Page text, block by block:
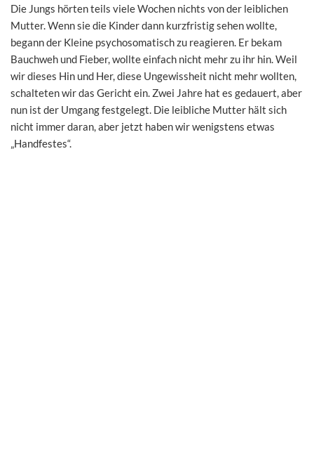
Die Jungs hörten teils viele Wochen nichts von der leiblichen
Mutter. Wenn sie die Kinder dann kurzfristig sehen wollte,
begann der Kleine psychosomatisch zu reagieren. Er bekam
Bauchweh und Fieber, wollte einfach nicht mehr zu ihr hin. Weil
wir dieses Hin und Her, diese Ungewissheit nicht mehr wollten,
schalteten wir das Gericht ein. Zwei Jahre hat es gedauert, aber
nun ist der Umgang festgelegt. Die leibliche Mutter hält sich
nicht immer daran, aber jetzt haben wir wenigstens etwas
„Handfestes“.